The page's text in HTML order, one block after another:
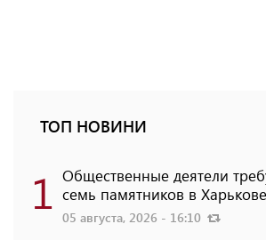
ТОП НОВИНИ
1 Общественные деятели
семь памятников в Харькове
05 августа, 2026 - 16:10